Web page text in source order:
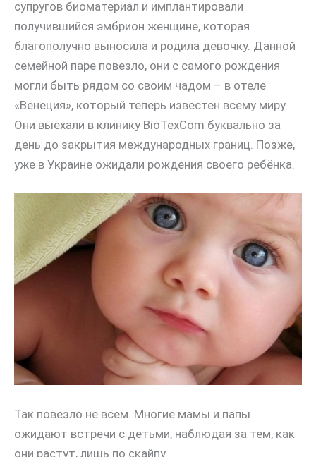
супругов биоматериал и имплантировали
получившийся эмбрион женщине, которая
благополучно выносила и родила девочку. Данной
семейной паре повезло, они с самого рождения
могли быть рядом со своим чадом – в отеле
«Венеция», который теперь известен всему миру.
Они выехали в клинику BioTexCom буквально за
день до закрытия международных границ. Позже,
уже в Украине ожидали рождения своего ребёнка.
Так повезло не всем. Многие мамы и папы
ожидают встречи с детьми, наблюдая за тем, как
они растут, лишь по скайпу.